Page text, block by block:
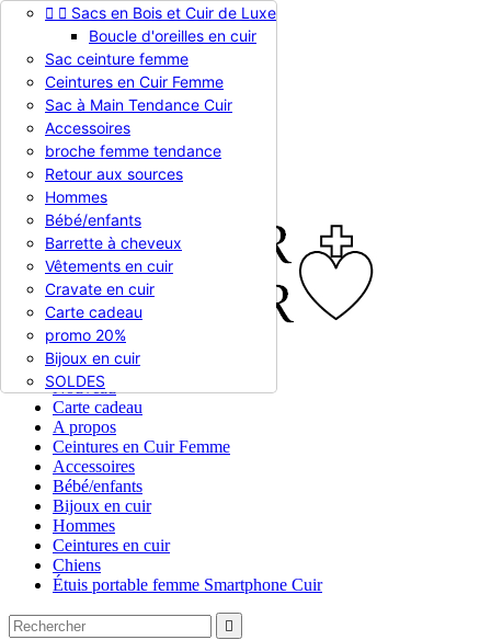
Appelez-nous :0786510612
EUR € 
EUR €
RUB RUB
Connexion
shopping_cart Panier (0)
  En stock
  Sacs en Bois et Cuir de Luxe
Boucle d'oreilles en cuir
Sac ceinture femme
Ceintures en Cuir Femme
Sac à Main Tendance Cuir
Accessoires
broche femme tendance
Retour aux sources
Hommes
Bébé/enfants
Barrette à cheveux
Vêtements en cuir
Cravate en cuir
Carte cadeau
promo 20%
Bijoux en cuir
SOLDES
Nouveau
Carte cadeau
A propos
Ceintures en Cuir Femme
Accessoires
Bébé/enfants
Bijoux en cuir
Hommes
Ceintures en cuir
Chiens
Étuis portable femme Smartphone Cuir
